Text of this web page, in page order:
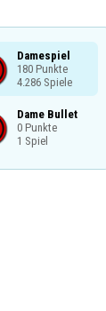
Damespiel
180 Punkte
4.286 Spiele
Dame Bullet
0 Punkte
1 Spiel